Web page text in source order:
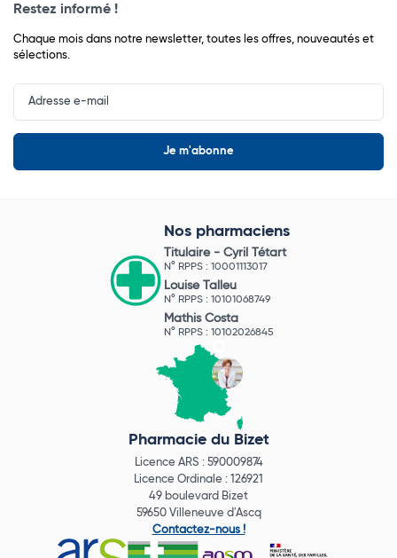
Restez informé !
Chaque mois dans notre newsletter, toutes les offres, nouveautés et
sélections.
Input
Newsletter
Nos pharmaciens
Titulaire - Cyril Tétart
N° RPPS : 10001113017
Louise Talleu
N° RPPS : 10101068749
Mathis Costa
N° RPPS : 10102026845
Pharmacie du Bizet
Licence ARS : 590009874
Licence Ordinale : 126921
49 boulevard Bizet
59650 Villeneuve d'Ascq
Contactez-nous !